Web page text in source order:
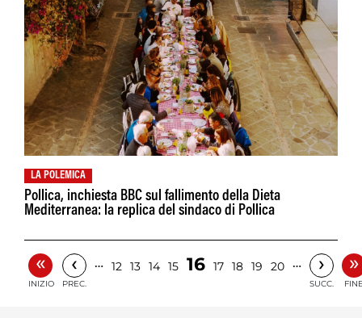
LA POLEMICA
Pollica, inchiesta BBC sul fallimento della Dieta
Mediterranea: la replica del sindaco di Pollica
«
INIZIO
‹
PREC.
… 12 13 14 15 16 17 18 19 20 … ›
SUCC.
»